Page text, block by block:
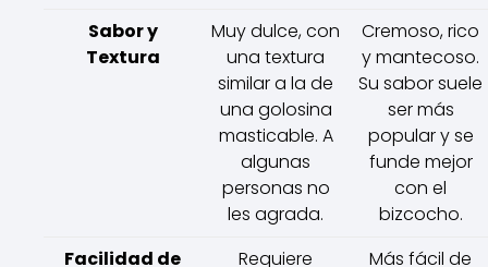
Sabor y
Textura
Muy dulce, con
una textura
similar a la de
una golosina
masticable. A
algunas
personas no
les agrada.
Cremoso, rico
y mantecoso.
Su sabor suele
ser más
popular y se
funde mejor
con el
bizcocho.
Facilidad de
Requiere
Más fácil de